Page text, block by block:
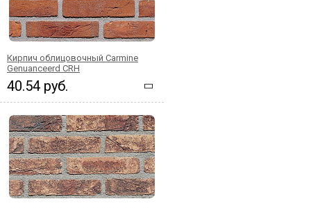
Кирпич облицовочный Carmine
Genuanceerd CRH
40.54 руб.